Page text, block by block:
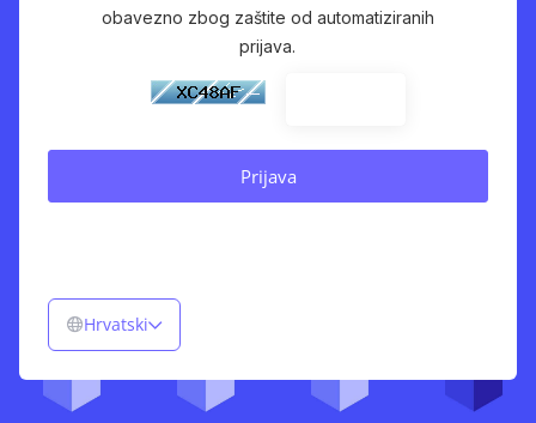
obavezno zbog zaštite od automatiziranih
prijava.
Hrvatski